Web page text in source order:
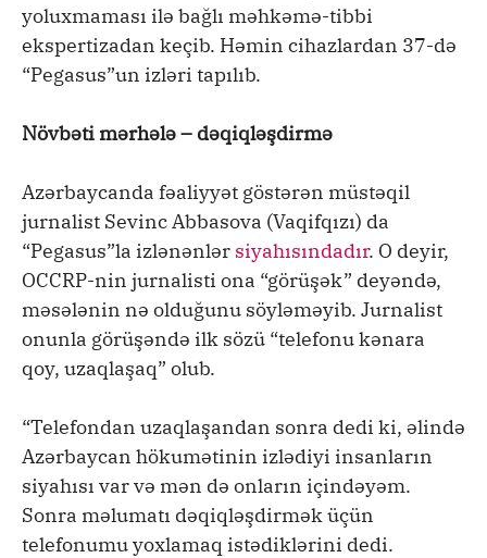
yoluxmaması ilə bağlı məhkəmə-tibbi
ekspertizadan keçib. Həmin cihazlardan 37-də
“Pegasus”un izləri tapılıb.
Növbəti mərhələ – dəqiqləşdirmə
Azərbaycanda fəaliyyət göstərən müstəqil
jurnalist Sevinc Abbasova (Vaqifqızı) da
“Pegasus”la izlənənlər siyahısındadır. O deyir,
OCCRP-nin jurnalisti ona “görüşək” deyəndə,
məsələnin nə olduğunu söyləməyib. Jurnalist
onunla görüşəndə ilk sözü “telefonu kənara
qoy, uzaqlaşaq” olub.
“Telefondan uzaqlaşandan sonra dedi ki, əlində
Azərbaycan hökumətinin izlədiyi insanların
siyahısı var və mən də onların içindəyəm.
Sonra məlumatı dəqiqləşdirmək üçün
telefonumu yoxlamaq istədiklərini dedi.